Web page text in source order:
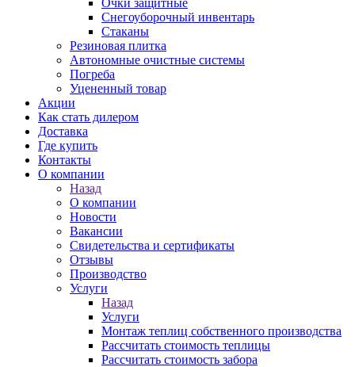
Очки защитные
Снегоуборочный инвентарь
Стаканы
Резиновая плитка
Автономные очистные системы
Погреба
Уцененный товар
Акции
Как стать дилером
Доставка
Где купить
Контакты
О компании
Назад
О компании
Новости
Вакансии
Свидетельства и сертификаты
Отзывы
Производство
Услуги
Назад
Услуги
Монтаж теплиц собственного производства
Рассчитать стоимость теплицы
Рассчитать стоимость забора